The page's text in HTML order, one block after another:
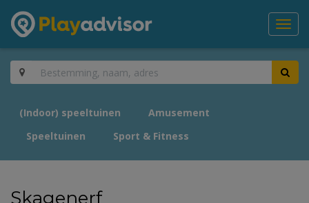
(Indoor) speeltuinen
Amusement
Speeltuinen
Sport & Fitness
Skagenerf